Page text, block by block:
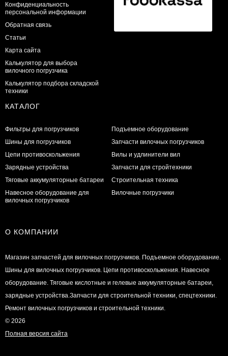
Конфиденциальность
персональной информации
Обратная связь
Статьи
Карта сайта
Калькулятор для выбора
вилочного погрузчика
Калькулятор подбора складской
техники
КАТАЛОГ
Фильтры для погрузчиков
Шины для погрузчиков
Цепи противоскольжения
Зарядные устройства
Тяговые аккумуляторные батареи
Навесное оборудование для
вилочных погрузчиков
Подъемное оборудование
Запчасти вилочных погрузчиков
Вилы и удлинители вил
Запчасти для стройтехники
Строительная техника
Вилочные погрузчики
О КОМПАНИИ
Магазин запчастей для вилочных погрузчиков. Подъемное оборудование.
Шины для вилочных погрузчиков. Цепи противоскольжения. Навесное
оборудование. Тяговые кислотные и гелевые аккумуляторные батареи,
зарядные устройства.Запчасти для строительной техники, спецтехники.
Ремонт вилочных погрузчиков и строительной техники.
© 2026
Полная версия сайта